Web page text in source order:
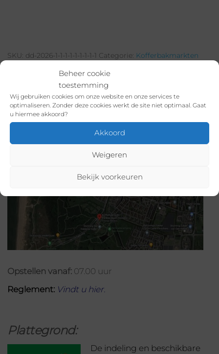
Beheer cookie
toestemming
Wij gebruiken cookies om onze website en onze services te
optimaliseren. Zonder deze cookies werkt de site niet optimaal. Gaat
u hiermee akkoord?
Akkoord
Weigeren
Bekijk voorkeuren
SKU: dd-2026-1-1-1-1-1-1-1-1-1 Categorie: Kofferbakmarkten
BESCHRIJVING
AANVULLENDE INFORMATIE
Verfailleweg 620, 1783BW Den Helder
Opstellen vanaf: 07.00 uur
Reglement: Vindt u hier.
Plattegrond:
De indeling en beschikbare